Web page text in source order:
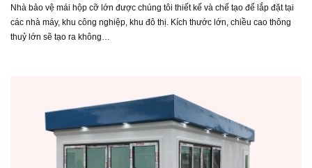
Nhà bảo vệ mái hộp cỡ lớn được chúng tôi thiết kế và chế tạo để lắp đặt tại
các nhà máy, khu công nghiệp, khu đô thị. Kích thước lớn, chiều cao thông
thuỷ lớn sẽ tạo ra không…